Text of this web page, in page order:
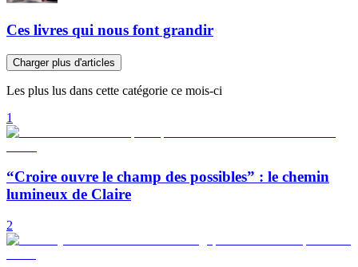
Ces livres qui nous font grandir
Charger plus d'articles
Les plus lus dans cette catégorie ce mois-ci
1
“Croire ouvre le champ des possibles” : le chemin
lumineux de Claire
2